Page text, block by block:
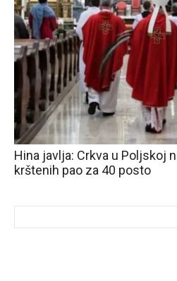
Hina javlja: Crkva u Poljskoj
krštenih pao za 40 posto